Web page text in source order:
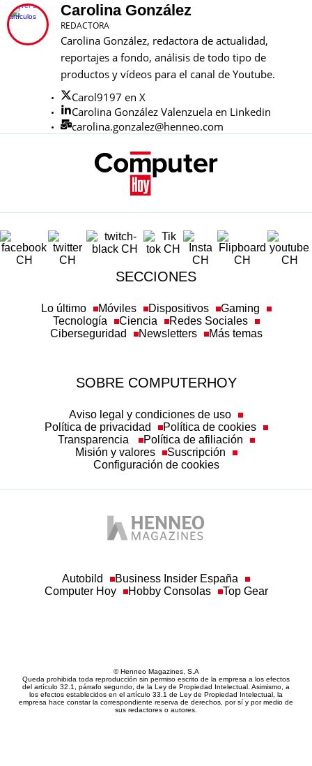
Carolina González
REDACTORA
Carolina González, redactora de actualidad,
reportajes a fondo, análisis de todo tipo de
productos y vídeos para el canal de Youtube.
Carol9197 en X
Carolina González Valenzuela en Linkedin
carolina.gonzalez@henneo.com
SECCIONES
Lo último Móviles Dispositivos
Gaming
Tecnología
Ciencia
Redes Sociales
Ciberseguridad
Newsletters Más temas
SOBRE COMPUTERHOY
Aviso legal y condiciones de uso
Política de privacidad
Política de cookies
Transparencia
Política de afiliación
Misión y valores
Suscripción
Configuración de cookies
Autobild
Business Insider España
Computer Hoy
Hobby Consolas Top Gear
© Henneo Magazines, S.A
Queda prohibida toda reproducción sin permiso escrito de la empresa a los efectos
del artículo 32.1, párrafo segundo, de la Ley de Propiedad Intelectual. Asimismo, a
los efectos establecidos en el artículo 33.1 de Ley de Propiedad Intelectual, la
empresa hace constar la correspondiente reserva de derechos, por sí y por medio de
sus redactores o autores.